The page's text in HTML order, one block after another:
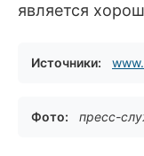
является
Источники:
Фото: пресс-